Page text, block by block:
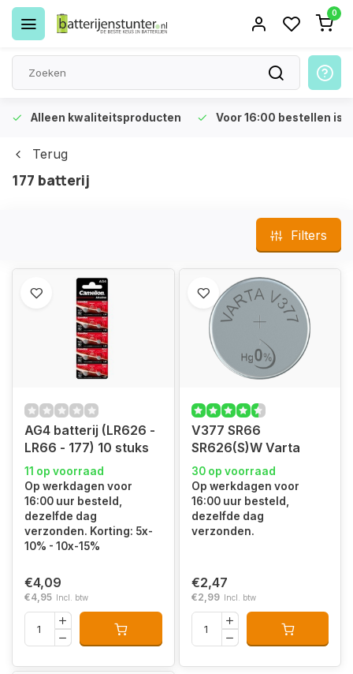
0
Alleen kwaliteitsproducten Voor 16:00 bestellen is
Terug
177 batterij
Filters
AG4 batterij (LR626 -
LR66 - 177) 10 stuks
11 op voorraad
Op werkdagen voor
16:00 uur besteld,
dezelfde dag
verzonden. Korting: 5x-
10% - 10x-15%
€4,09
€4,95 Incl. btw
V377 SR66
SR626(S)W Varta
30 op voorraad
Op werkdagen voor
16:00 uur besteld,
dezelfde dag
verzonden.
€2,47
€2,99 Incl. btw